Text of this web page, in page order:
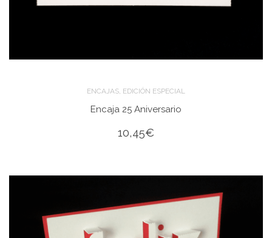
ENCAJAS, EDICIÓN ESPECIAL
Encaja 25 Aniversario
10,45€